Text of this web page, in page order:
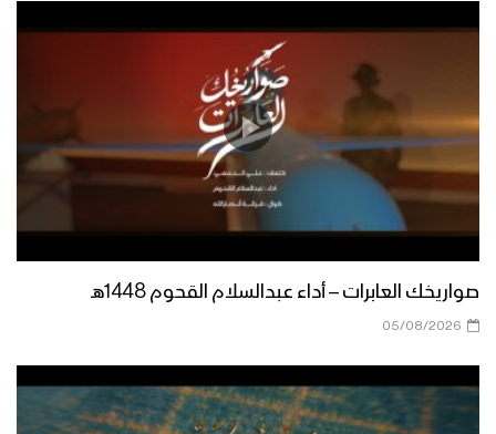
نشيد مع الفضائل – فرقة أنصار الله 1438هـ
نشيد على ضفاف الغدير
نشيد علي مع القران
نشيد عروج الكمال – فرقة أنصار الله 1438هـ
صواريخك العابرات – أداء عبدالسلام القحوم 1448هـ
05/08/2026